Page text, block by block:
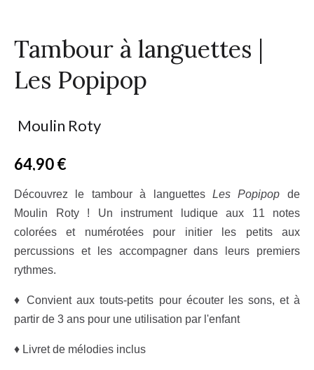
Tambour à languettes |
Les Popipop
Moulin Roty
64,90 €
Découvrez le tambour à languettes Les Popipop de
Moulin Roty ! Un instrument ludique aux 11 notes
colorées et numérotées pour initier les petits aux
percussions et les accompagner dans leurs premiers
rythmes.
♦ Convient aux touts-petits pour écouter les sons, et à
partir de 3 ans pour une utilisation par l'enfant
♦ Livret de mélodies inclus